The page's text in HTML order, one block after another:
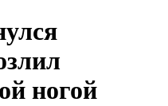
ногой